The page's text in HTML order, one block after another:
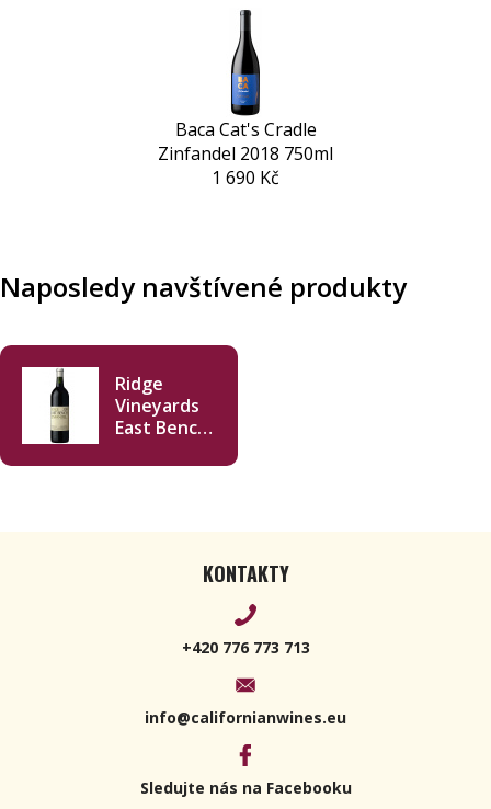
Baca Cat's Cradle
Zinfandel 2018 750ml
1 690 Kč
Naposledy navštívené produkty
Ridge
Vineyards
East Bench
2019 750ml
KONTAKTY
+420 776 773 713
info@californianwines.eu
Sledujte nás na Facebooku